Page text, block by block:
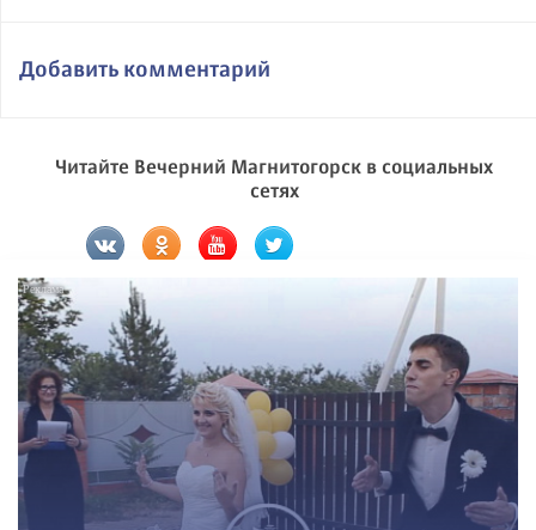
Добавить комментарий
Читайте Вечерний Магнитогорск в социальных
сетях